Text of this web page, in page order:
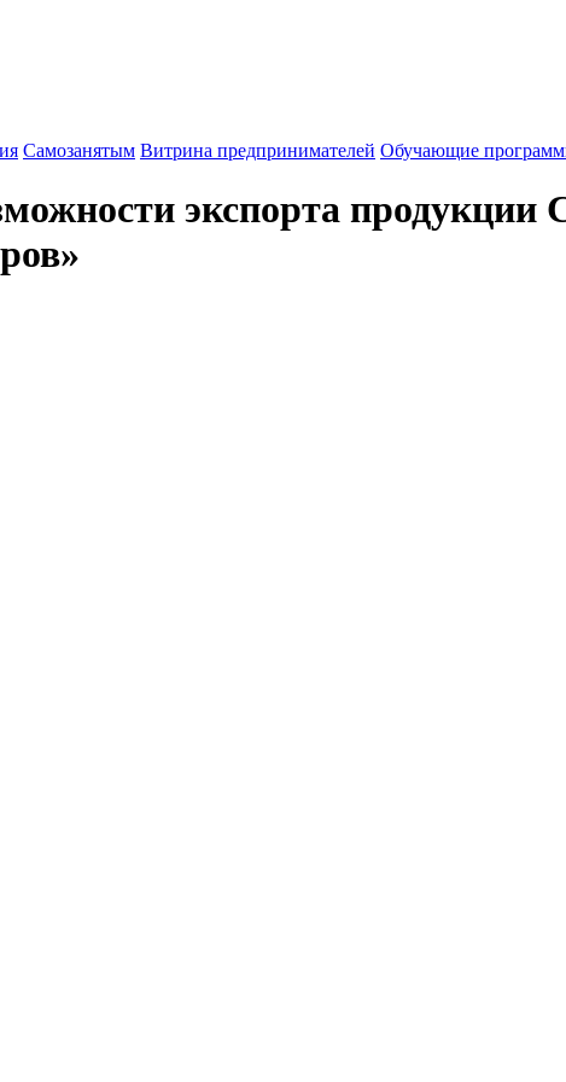
Cамозанятым Витрина предпринимателей Обучающие
экспорта продукции